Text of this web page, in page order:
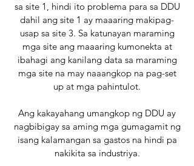
sa site 1, hindi ito problema para sa DDU
dahil ang site 1 ay maaaring makipag-
usap sa site 3. Sa katunayan maraming
mga site ang maaaring kumonekta at
ibahagi ang kanilang data sa maraming
mga site na may naaangkop na pag-set
up at mga pahintulot.
Ang kakayahang umangkop ng DDU ay
nagbibigay sa aming mga gumagamit ng
isang kalamangan sa gastos na hindi pa
nakikita sa industriya.